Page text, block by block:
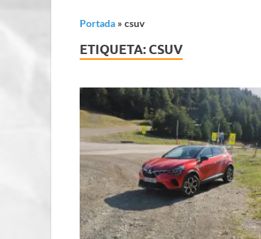
Portada » csuv
ETIQUETA: CSUV